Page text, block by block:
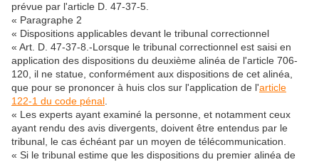
prévue par l'article D. 47-37-5.
« Paragraphe 2
« Dispositions applicables devant le tribunal correctionnel
« Art. D. 47-37-8.-Lorsque le tribunal correctionnel est saisi en
application des dispositions du deuxième alinéa de l'article 706-
120, il ne statue, conformément aux dispositions de cet alinéa,
que pour se prononcer à huis clos sur l'application de l'article
122-1 du code pénal
« Les experts ayant examiné la personne, et notamment ceux
ayant rendu des avis divergents, doivent être entendus par le
tribunal, le cas échéant par un moyen de télécommunication.
« Si le tribunal estime que les dispositions du premier alinéa de